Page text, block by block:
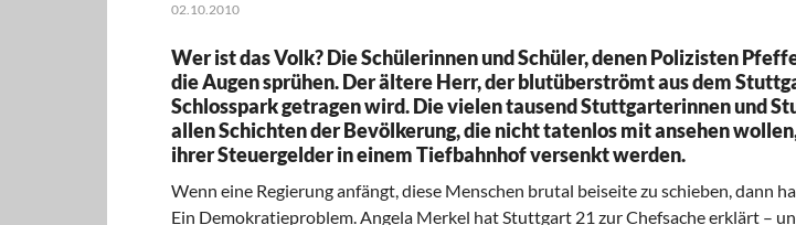
02.10.2010
Wer ist das Volk? Die Schülerinnen und Schüler, denen Polizisten
die Augen sprühen. Der ältere Herr, der blutüberströmt aus dem
Schlosspark getragen wird. Die vielen tausend Stuttgarterinnen und
allen Schichten der Bevölkerung, die nicht tatenlos mit ansehen
ihrer Steuergelder in einem Tiefbahnhof versenkt werden.
Wenn eine Regierung anfängt, diese Menschen brutal beiseite zu schieben, dann
Ein Demokratieproblem. Angela Merkel hat Stuttgart 21 zur Chefsache erklärt –